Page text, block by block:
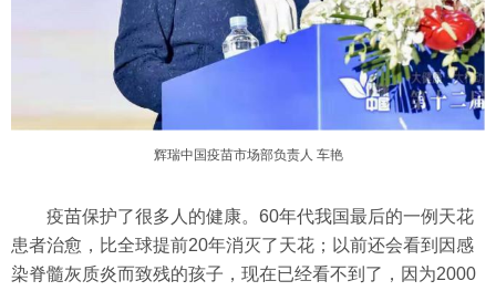
辉瑞中国疫苗市场部负责人 车艳
疫苗保护了很多人的健康。60年代我国最后的一例天花
患者治愈，比全球提前20年消灭了天花；以前还会看到因感
染脊髓灰质炎而致残的孩子，现在已经看不到了，因为2000